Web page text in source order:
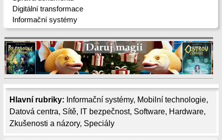
Digitální transformace
Informační systémy
Hlavní rubriky: Informační systémy, Mobilní technologie,
Datová centra, Sítě, IT bezpečnost, Software, Hardware,
Zkušenosti a názory, Speciály